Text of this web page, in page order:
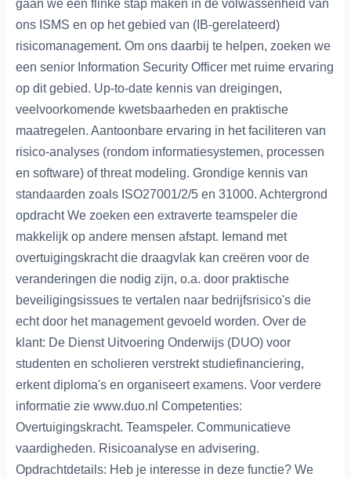
gaan we een flinke stap maken in de volwassenheid van
ons ISMS en op het gebied van (IB-gerelateerd)
risicomanagement. Om ons daarbij te helpen, zoeken we
een senior Information Security Officer met ruime ervaring
op dit gebied. Up-to-date kennis van dreigingen,
veelvoorkomende kwetsbaarheden en praktische
maatregelen. Aantoonbare ervaring in het faciliteren van
risico-analyses (rondom informatiesystemen, processen
en software) of threat modeling. Grondige kennis van
standaarden zoals ISO27001/2/5 en 31000. Achtergrond
opdracht We zoeken een extraverte teamspeler die
makkelijk op andere mensen afstapt. Iemand met
overtuigingskracht die draagvlak kan creëren voor de
veranderingen die nodig zijn, o.a. door praktische
beveiligingsissues te vertalen naar bedrijfsrisico's die
echt door het management gevoeld worden. Over de
klant: De Dienst Uitvoering Onderwijs (DUO) voor
studenten en scholieren verstrekt studiefinanciering,
erkent diploma's en organiseert examens. Voor verdere
informatie zie www.duo.nl Competenties:
Overtuigingskracht. Teamspeler. Communicatieve
vaardigheden. Risicoanalyse en advisering.
Opdrachtdetails: Heb je interesse in deze functie? We